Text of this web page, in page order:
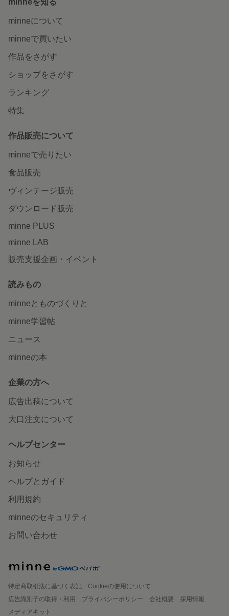
minneについて
minneで買いたい
作品をさがす
ショップをさがす
ランキング
特集
作品販売について
minneで売りたい
食品販売
ヴィンテージ販売
ダウンロード販売
minne PLUS
minne LAB
販売支援企画・イベント
読みもの
minneとものづくりと
minne学習帖
ニュース
minneの本
企業の方へ
広告出稿について
大口注文について
ヘルプセンター
お知らせ
ヘルプとガイド
利用規約
minneのセキュリティ
お問い合わせ
特定商取引法に基づく表記
Cookieの使用について
広告識別子の取得・利用
プライバシーポリシー 会社概要
採用情報
メディアキット